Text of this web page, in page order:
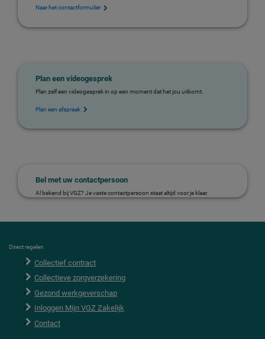
Naar het contactformulier
Plan een videogesprek
Plan zelf een videogesprek in op een moment dat het jou uitkomt.
Plan een afspraak
Bel met uw contactpersoon
Al bekend bij VGZ? Je vaste contactpersoon staat altijd voor je klaar.
FDirect regelen
Collectief contract
Collectieve zorgverzekering
Gezond werkgeverschap
Inloggen Mijn VGZ Zakelijk
Contact